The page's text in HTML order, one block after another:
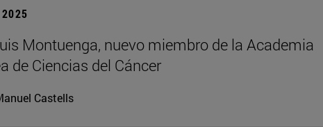
Montuenga, nuevo miembro de la Academia
de Ciencias del Cáncer
Castells